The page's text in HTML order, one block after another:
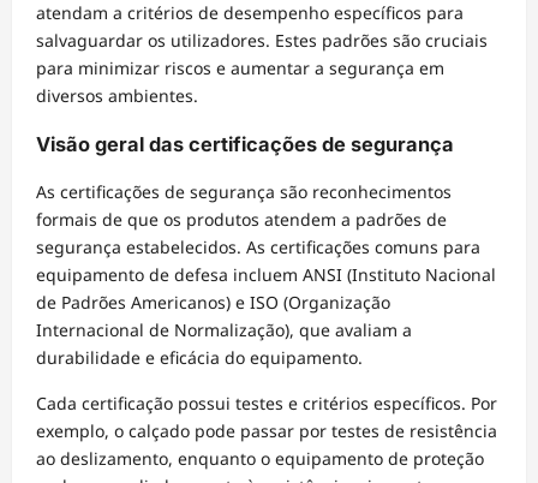
atendam a critérios de desempenho específicos para
salvaguardar os utilizadores. Estes padrões são cruciais
para minimizar riscos e aumentar a segurança em
diversos ambientes.
Visão geral das certificações de segurança
As certificações de segurança são reconhecimentos
formais de que os produtos atendem a padrões de
segurança estabelecidos. As certificações comuns para
equipamento de defesa incluem ANSI (Instituto Nacional
de Padrões Americanos) e ISO (Organização
Internacional de Normalização), que avaliam a
durabilidade e eficácia do equipamento.
Cada certificação possui testes e critérios específicos. Por
exemplo, o calçado pode passar por testes de resistência
ao deslizamento, enquanto o equipamento de proteção